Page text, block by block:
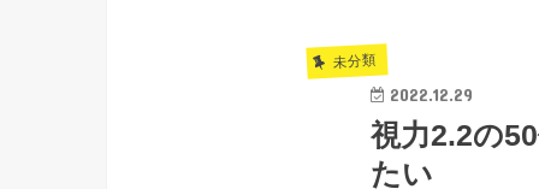
未分類
2022.12.29
視力2.2の
たい